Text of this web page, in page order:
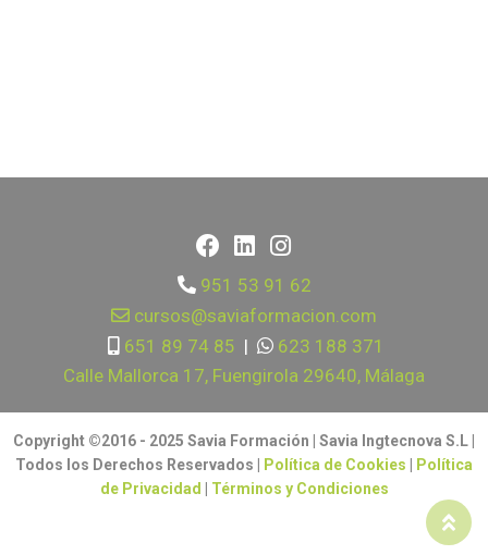
951 53 91 62
cursos@saviaformacion.com
651 89 74 85 |
623 188 371
Calle Mallorca 17, Fuengirola 29640, Málaga
Copyright ©2016 - 2025 Savia Formación | Savia Ingtecnova S.L |
Todos los Derechos Reservados |
Política de Cookies
Política
de Privacidad
Términos y Condiciones